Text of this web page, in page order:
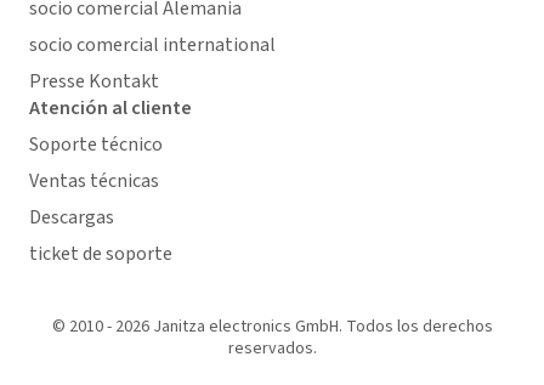
socio comercial Alemania
socio comercial international
Presse Kontakt
Atención al cliente
Soporte técnico
Ventas técnicas
Descargas
ticket de soporte
© 2010 - 2026 Janitza electronics GmbH. Todos los derechos
reservados.